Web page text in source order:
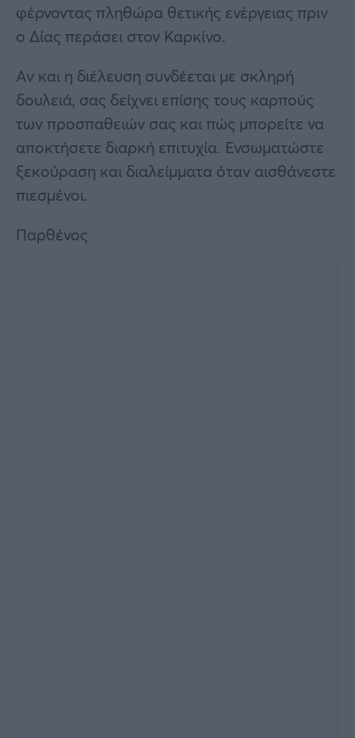
φέρνοντας πληθώρα θετικής ενέργειας πριν
ο Δίας περάσει στον Καρκίνο.
Αν και η διέλευση συνδέεται με σκληρή
δουλειά, σας δείχνει επίσης τους καρπούς
των προσπαθειών σας και πώς μπορείτε να
αποκτήσετε διαρκή επιτυχία. Ενσωματώστε
ξεκούραση και διαλείμματα όταν αισθάνεστε
πιεσμένοι.
Παρθένος